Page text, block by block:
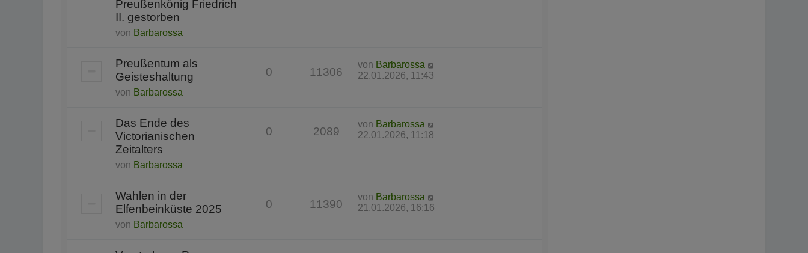
Preußenkönig Friedrich
II. gestorben
von Barbarossa
Preußentum als
Geisteshaltung
von Barbarossa
0 11306
von Barbarossa
22.01.2026, 11:43
Das Ende des
Victorianischen
Zeitalters
von Barbarossa
0 2089
von Barbarossa
22.01.2026, 11:18
Wahlen in der
Elfenbeinküste 2025
von Barbarossa
0 11390
von Barbarossa
21.01.2026, 16:16